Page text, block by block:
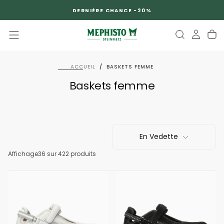
DERNIÈRE CHANCE -20%
ACCUEIL / BASKETS FEMME
Baskets femme
En Vedette
Affichage36 sur 422 produits